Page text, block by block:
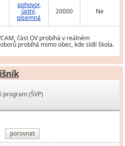
pohovor,
ústní,
písemná
20000 Ne
část OV probíhá v reálném
probíhá mimo obec, kde sídlí škola.
(ŠVP)
porovnat